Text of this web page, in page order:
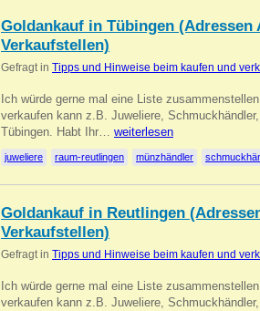
Goldankauf in Tübingen (Adressen
Verkaufstellen)
Gefragt in Tipps und Hinweise beim kaufen und
Ich würde gerne mal eine Liste
verkaufen kann z.B. Juweliere,
Tübingen. Habt Ihr… weiterlesen
juweliere raum-reutlingen münzhändler
Goldankauf in Reutlingen
Verkaufstellen)
Gefragt in Tipps und Hinweise beim kaufen und
Ich würde gerne mal eine Liste
verkaufen kann z.B. Juweliere,